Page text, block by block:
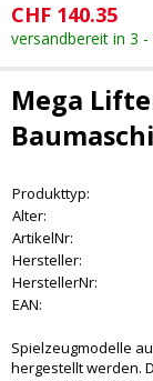
CHF 140.35
versandbereit in 3
Mega
Produkttyp:
Alter:
ArtikelNr:
Hersteller:
HerstellerNr:
EAN:
Spielzeugmodelle
hergestellt werden.